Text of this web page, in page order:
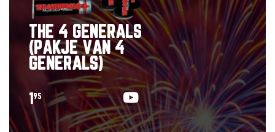
THE 4 GENERALS
(PAKJE VAN 4
GENERALS)
1 95